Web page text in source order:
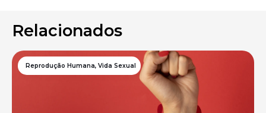
Relacionados
Reprodução Humana, Vida Sexual